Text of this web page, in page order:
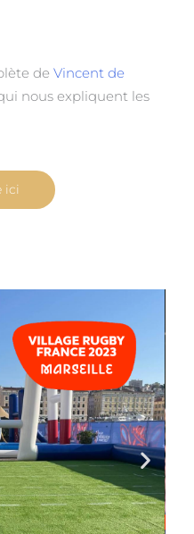
deVincent de
nous expliquent les
ici